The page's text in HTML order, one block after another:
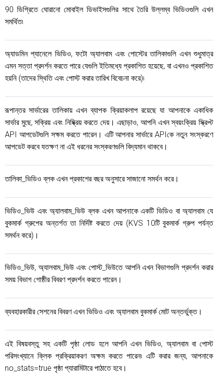
90 ডিগ্রিতে ঘোরানো মোবাইল ডিভাইসগুলির সাথে তৈরি উল্লম্ব ভিডিওগুলি এখন
সমর্থিত৷
অ্যাডমিন প্যানেলে ভিডিও, ফটো অ্যালবাম এবং পোস্টের তালিকাগুলি এখন শুধুমাত্র
এমন সত্তা প্রদর্শন করতে পারে যেগুলি ইতিমধ্যে প্রকাশিত হয়েছে, বা এখনও প্রকাশিত
হয়নি (তাদের স্থিতি এবং পোস্ট করার তারিখ বিবেচনা করে)৷
রূপান্তর সার্ভারের তালিকায় এখন ব্যাপক ক্রিয়াকলাপ রয়েছে যা আপনাকে একাধিক
সার্ভার মুছে, সক্রিয় এবং নিষ্ক্রিয় করতে দেয়। এছাড়াও, আপনি এখন স্বয়ংক্রিয় স্ক্রিপ্ট
API আপডেটগুলি সক্ষম করতে পারেন। এটি আপনার সার্ভারে APIকে নতুন সংস্করণে
আপডেট করবে যতক্ষণ না এই ধরনের সংস্করণগুলি বিদ্যমান থাকবে।
তালিকা_ভিডিও ব্লক এখন প্রকাশের বছর অনুসারে সাজানো সমর্থন করে।
ভিডিও_ভিউ এবং অ্যালবাম_ভিউ ব্লক এখন আপনাকে একটি ভিডিও বা অ্যালবাম যে
বুকমার্ক গ্রুপের অন্তর্গত তা নির্দিষ্ট করতে দেয় (KVS 10টি বুকমার্ক গ্রুপ পর্যন্ত
সমর্থন করে)।
ভিডিও_ভিউ, অ্যালবাম_ভিউ এবং পোস্ট_ভিউতে আপনি এখন বিভাগগুলি প্রদর্শন করার
সময় বিভাগ গোষ্ঠীর বিবরণ প্রদর্শন করতে পারেন।
ব্যবহারকারীর সেশনের বিবরণ এখন ভিডিও এবং অ্যালবাম বুকমার্ক মোট অন্তর্ভুক্ত।
এই বিষয়বস্তু সহ একটি পৃষ্ঠা লোড হলে আপনি এখন ভিডিও, অ্যালবাম বা পোস্ট
পরিসংখ্যানে ক্লিক প্রক্রিয়াকরণ অক্ষম করতে পারেন৷ এটি করার জন্য, আপনাকে
no_stats=true পৃষ্ঠা প্যারামিটারে পাঠাতে হবে।